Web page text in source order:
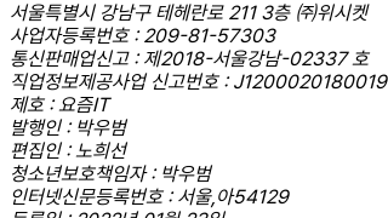
서울특별시 강남구 테헤란로 211 3층 ㈜위시켓
사업자등록번호 : 209-81-57303
통신판매업신고 : 제2018-서울강남-02337 호
직업정보제공사업 신고번호 : J1200020180019
제호 : 요즘IT
발행인 : 박우범
편집인 : 노희선
청소년보호책임자 : 박우범
인터넷신문등록번호 : 서울,아54129